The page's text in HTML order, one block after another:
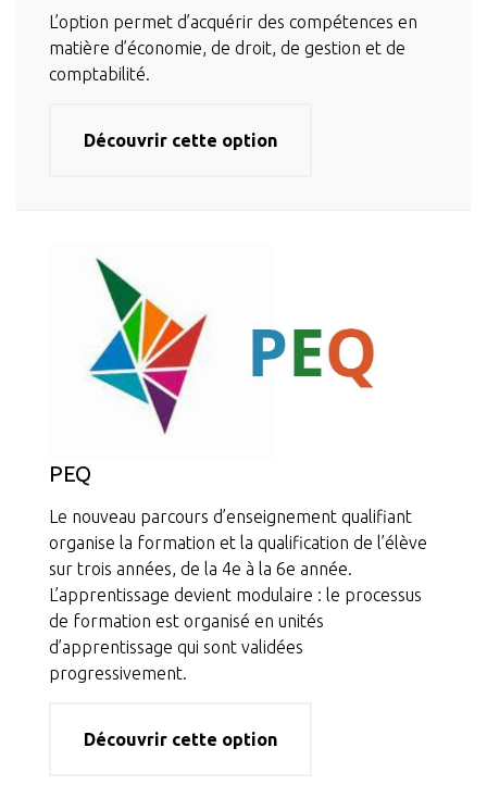
L’option permet d’acquérir des compétences en
matière d’économie, de droit, de gestion et de
comptabilité.
Découvrir cette option
PEQ
Le nouveau parcours d’enseignement qualifiant
organise la formation et la qualification de l’élève
sur trois années, de la 4e à la 6e année.
L’apprentissage devient modulaire : le processus
de formation est organisé en unités
d’apprentissage qui sont validées
progressivement.
Découvrir cette option